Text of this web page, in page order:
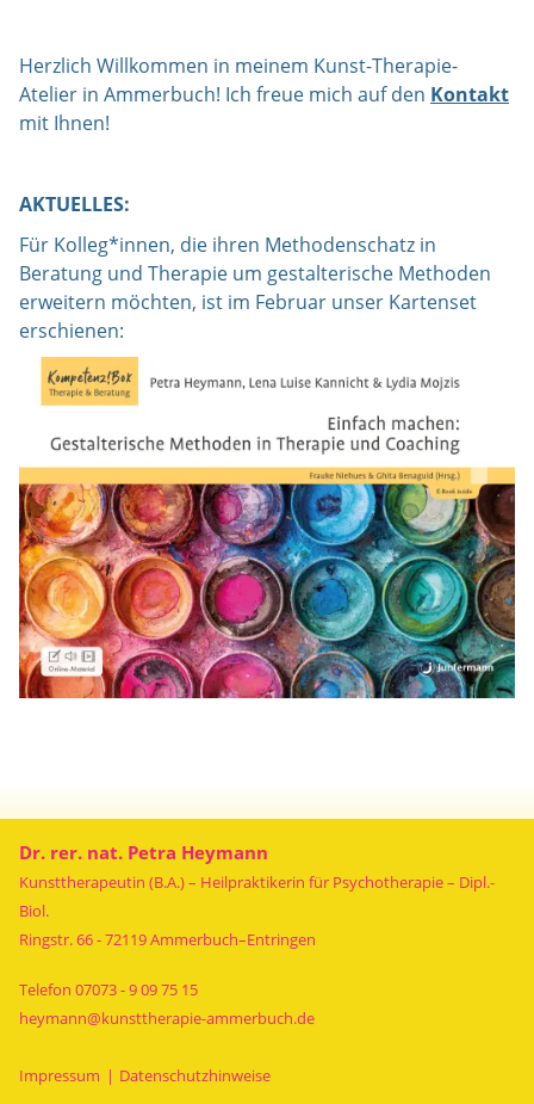
Herzlich Willkommen in meinem Kunst-Therapie-
Atelier in Ammerbuch! Ich freue mich auf den Kontakt
mit Ihnen!
AKTUELLES:
Für Kolleg*innen, die ihren Methodenschatz in
Beratung und Therapie um gestalterische Methoden
erweitern möchten, ist im Februar unser Kartenset
erschienen:
Dr. rer. nat. Petra Heymann
Kunsttherapeutin (B.A.) – Heilpraktikerin für Psychotherapie – Dipl.-
Biol.
Ringstr. 66 - 72119 Ammerbuch–Entringen
Telefon 07073 - 9 09 75 15
heymann@kunsttherapie-ammerbuch.de
überspringen
Impressum Datenschutzhinweise